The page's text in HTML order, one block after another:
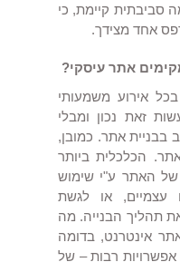
סביבתית קיימת, כי
אחד מצידך.
אתר עיסקי?
אירוע משמעותי
זאת נכון ומבלי
אתר. כמובן,
הכלכלית ביותר
האתר ע"י שימוש
עצמיים, או לגשת
תהליך הבנייה. מה
אינטרנט, בדומה
רבות – של